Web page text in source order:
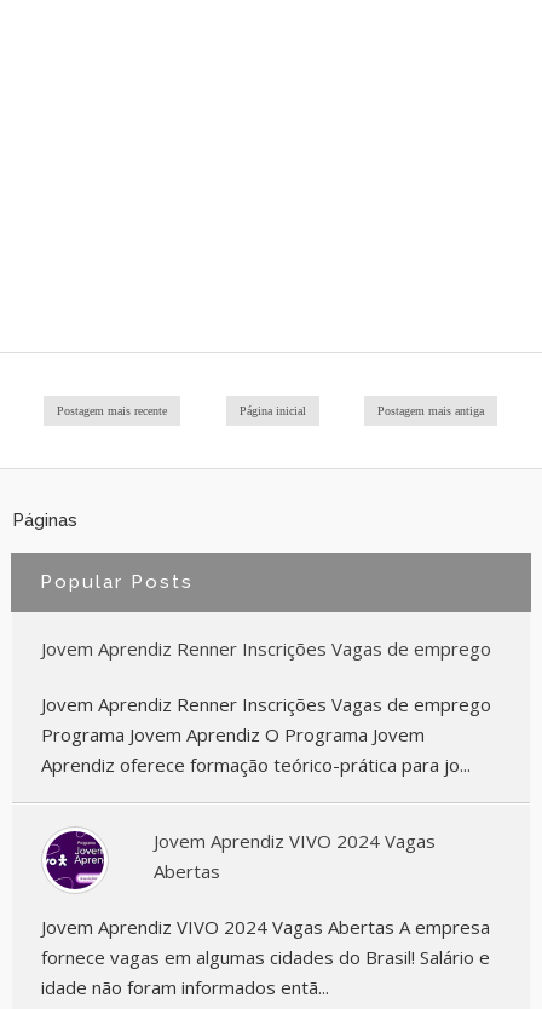
Postagem mais recente Postagem mais antiga
Página inicial
Páginas
Popular Posts
Jovem Aprendiz Renner Inscrições Vagas de emprego
Jovem Aprendiz Renner Inscrições Vagas de emprego
Programa Jovem Aprendiz O Programa Jovem
Aprendiz oferece formação teórico-prática para jo...
Jovem Aprendiz VIVO 2024 Vagas
Abertas
Jovem Aprendiz VIVO 2024 Vagas Abertas A empresa
fornece vagas em algumas cidades do Brasil! Salário e
idade não foram informados entã...